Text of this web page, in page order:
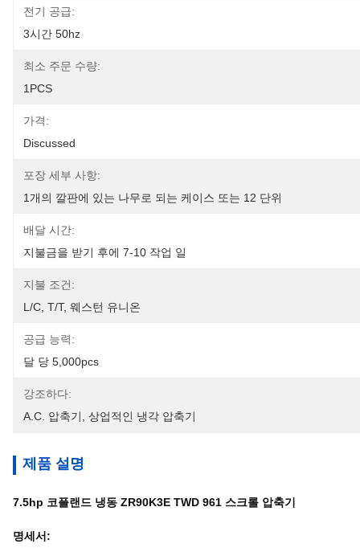
전기 공급:
3시간 50hz
최소 주문 수량:
1PCS
가격:
Discussed
포장 세부 사항:
1개의 깔판에 있는 나무로 되는 케이스 또는 12 단위
배달 시간:
지불금을 받기 후에 7-10 작업 일
지불 조건:
L/C, T/T, 웨스턴 유니온
공급 능력:
달 당 5,000pcs
강조하다:
A.c. 압축기
상업적인 냉각 압축기
제품 설명
7.5hp 코플랜드 냉동 ZR90K3E TWD 961 스크롤 압축기
명세서: